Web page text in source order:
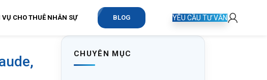
VỤ CHO THUÊ NHÂN SỰ BLOG YÊU CẦU TƯ VẤN
CHUYÊN MỤC